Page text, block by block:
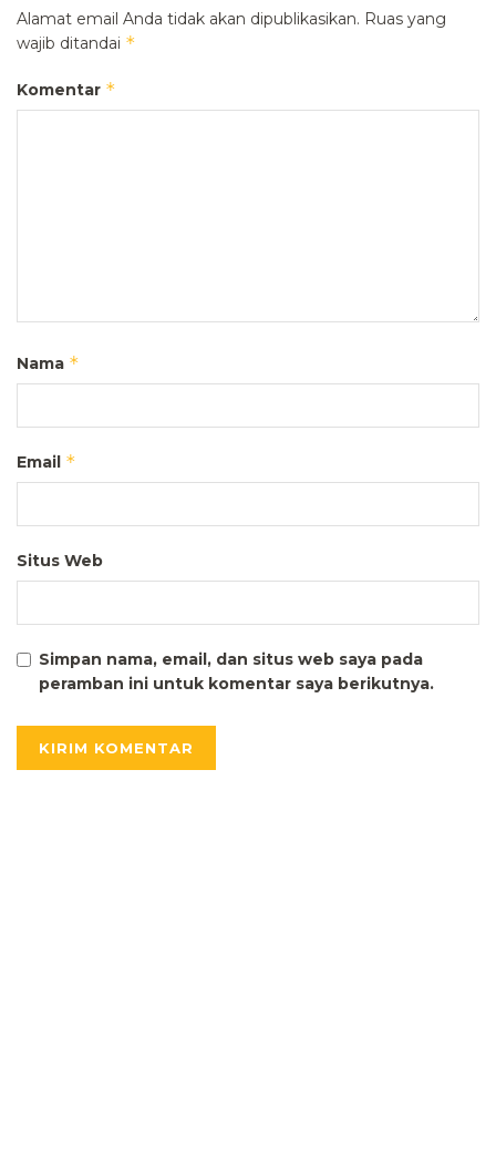
Alamat email Anda tidak akan dipublikasikan. Ruas yang
wajib ditandai *
Komentar *
Nama *
Email *
Situs Web
Simpan nama, email, dan situs web saya pada
peramban ini untuk komentar saya berikutnya.